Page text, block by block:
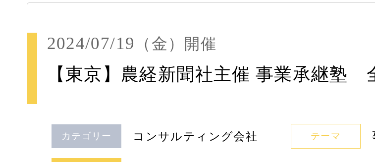
2024/07/19 （金） 開催
【東京】農経新聞社主催 事業承継塾
カテゴリー コンサルティング会社 テーマ